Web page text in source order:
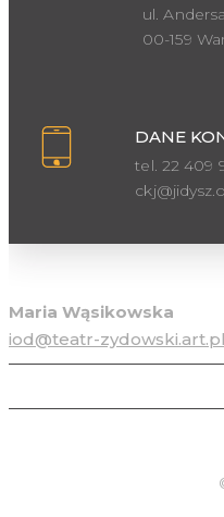
ul. Andersa
00-159
DANE
tel. 22 409
Maria Wąsikowska
iod@teatr-zydowski.art.pl